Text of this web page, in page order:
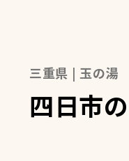
三重県 | 玉の湯
四日市